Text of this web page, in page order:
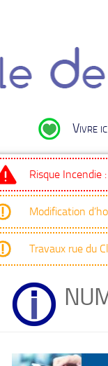
Vivre
Risque Incendie
Modification
Travaux rue du